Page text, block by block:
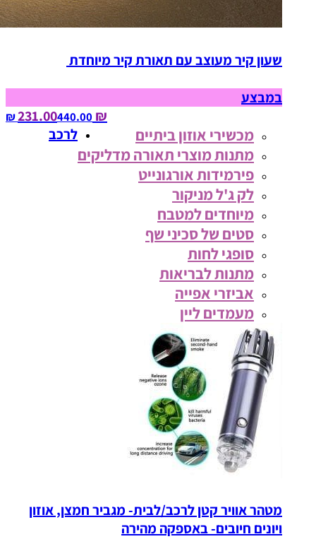
שעון קיר מעוצב עם תאורת קיר מיוחדת
במבצע
₪ 231.00
440.00‏ ₪
מכשירי אוזון ביתיים
מתנות מוצרי תאורה מדליקים
פירמידות אורגונייט
לק ג'ל מניקור
מיוחדים למטבח
סטים של סכיני שף
סופגי לחות
מתנות לבריאות
אביזרי אפייה
מעמדים ליין
לרכב
מטהר אוויר קטן לרכב/לבית- מגביר חמצן, אוזון
ויונים חיובים- באספקה מהירה